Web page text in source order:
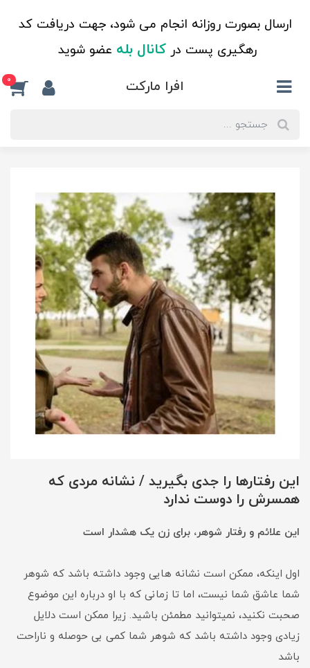
ارسال بصورت روزانه انجام می شود، جهت دریافت کد
رهگیری پست درکانال بله عضو شوید
افرا مارکت 0
این رفتارها را جدی بگیرید / نشانه مردی که
همسرش را دوست ندارد
این علائم و رفتار شوهر، برای زن یک هشدار است
اول اینکه، ممکن است نشانه هایی وجود داشته باشد که شوهر
شما عاشق شما نیست، اما تا زمانی که با او درباره این موضوع
صحبت نکنید، نمیتوانید مطمئن باشید. زیرا ممکن است دلایل
زیادی وجود داشته باشد که شوهر شما کمی بی حوصله و ناراحت
باشد